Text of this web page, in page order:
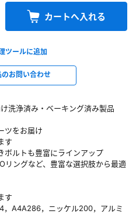
浄済み・ベーキング済み製品
ツをお届け
す
ボルトも豊富にラインアップ
リングなど、豊富な選択肢から最適
す
，A4A286，ニッケル200，アルミ
カートへ入れる
ツールに追加
のお問い合わせ
イン
ド再発行ページへ
合わせページよりお問い合わせくださ